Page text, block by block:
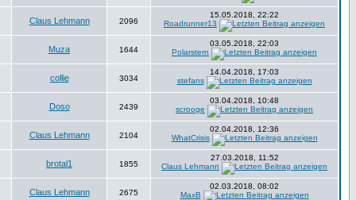
Claus Lehmann 2096
15.05.2018, 22:22
Roadrunner13
Muza 1644
03.05.2018, 22:03
Polarstern
collie 3034
14.04.2018, 17:03
stefans
Doso 2439
03.04.2018, 10:48
scrooge
Claus Lehmann 2104
02.04.2018, 12:36
WhatCrisis
brotal1 1855
27.03.2018, 11:52
Claus Lehmann
Claus Lehmann 2675
02.03.2018, 08:02
MaxB